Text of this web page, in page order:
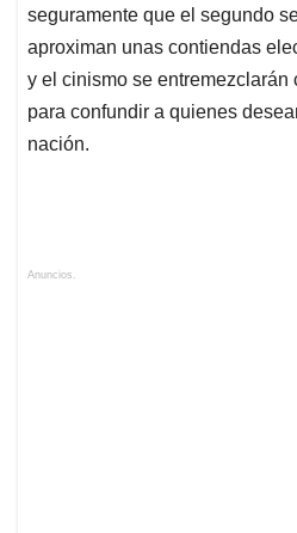
seguramente que el segundo
aproximan unas contiendas
y el cinismo se
para confundir a quienes
nación.
Anuncios.